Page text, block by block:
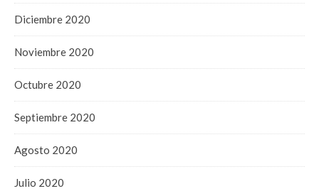
Diciembre 2020
Noviembre 2020
Octubre 2020
Septiembre 2020
Agosto 2020
Julio 2020